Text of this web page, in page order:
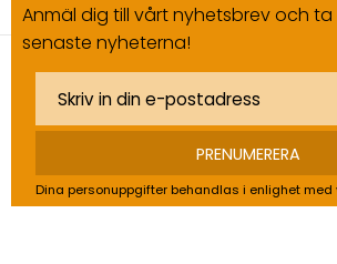
Anmäl dig till vårt nyhetsbrev och
senaste nyheterna!
PRENUMERERA
Dina personuppgifter behandlas i enlighet med